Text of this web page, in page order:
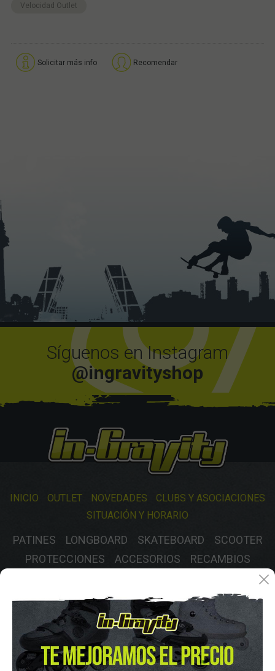
Velocidad Outlet
Solicitar más info Recomendar
Síguenos en Instagram
@ingravityshop
INICIO OUTLET NOVEDADES
CLUBS Y ASOCIACIONES
SITUACIÓN Y HORARIO
PATINES LONGBOARD SKATEBOARD
SCOOTER
PROTECCIONES
ACCESORIOS
RECAMBIOS
GASTOS DE ENVIO
MÉTODOS DE PAGO, DEVOLUCIONES Y DATOS DE INTERÉS
AVISO LEGAL
POLÍTICA DE COOKIES
POLÍTICA DE PROTECCIÓN DE DATOS